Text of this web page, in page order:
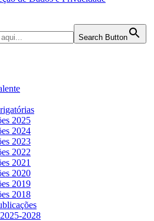
Search Button
2025
2024
2023
2022
2021
2020
2019
2018
2028